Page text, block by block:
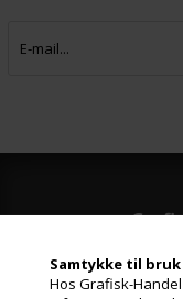
Samtykke til
Hos Grafisk-